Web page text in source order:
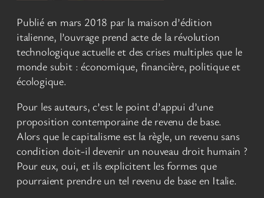
Publié en mars 2018 par la maison d’édition
italienne, l’ouvrage prend acte de la révolution
technologique actuelle et des crises multiples que le
monde subit : économique, financière, politique et
écologique.
Pour les auteurs, c’est le point d’appui d’une
proposition contemporaine de revenu de base.
Alors que le capitalisme est la règle, un revenu sans
condition doit-il devenir un nouveau droit humain ?
Pour eux, oui, et ils explicitent les formes que
pourraient prendre un tel revenu de base en Italie.